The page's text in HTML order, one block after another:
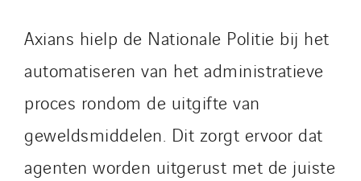
Axians hielp de Nationale Politie bij het
automatiseren van het administratieve
proces rondom de uitgifte van
geweldsmiddelen. Dit zorgt ervoor dat
agenten worden uitgerust met de juiste
Le Froid Provençal
Lee Sormea
Lefort Francheteau
Lesens EREA
Lesot
Lucitea Atlantique